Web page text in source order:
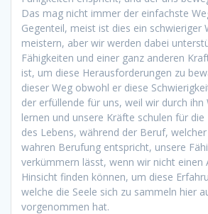
Das mag nicht immer der einfachste
Gegenteil, meist ist dies ein schwieriger
meistern, aber wir werden dabei
Fähigkeiten und einer ganz anderen
ist, um diese Herausforderungen zu
dieser Weg obwohl er diese
der erfüllende für uns, weil wir durch ihn
lernen und unsere Kräfte schulen für
des Lebens, während der Beruf,
wahren Berufung entspricht, unsere
verkümmern lässt, wenn wir nicht einen
Hinsicht finden können, um diese
welche die Seele sich zu sammeln hier
vorgenommen hat.